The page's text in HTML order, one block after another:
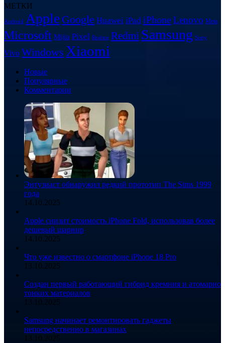
смартфонах
серии
9
МЕТКИ
Android Apple Google Huawei iPad iPhoneLenovo Meta
Microsoft Mijia Pixel Realme Redmi Samsung Sony
Vivo Windows Xiaomi
Новые
Популярные
Комментарии
Энтузиаст обнаружил редкий прототип The Sims 1999
года
14.10.2025
Apple снизит стоимость iPhone Fold, использовав более
дешевый шарнир
14.10.2025
Что уже известно о смартфоне iPhone 18 Pro
13.10.2025
Создан первый работающий гибрид кремния и атомарно
тонких материалов
13.10.2025
Samsung начинает ремонтировать гаджеты
непосредственно в магазинах
13.10.2025